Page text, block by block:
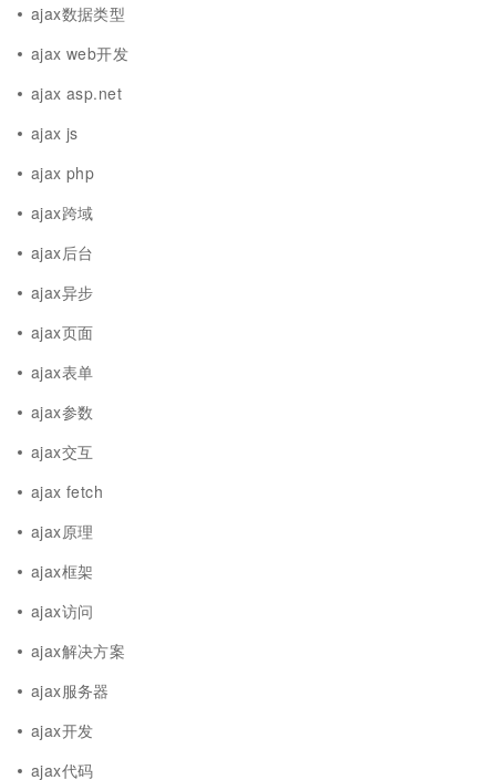
ajax数据类型
ajax web开发
ajax asp.net
ajax js
ajax php
ajax跨域
ajax后台
ajax异步
ajax页面
ajax表单
ajax参数
ajax交互
ajax fetch
ajax原理
ajax框架
ajax访问
ajax解决方案
ajax服务器
ajax开发
ajax代码